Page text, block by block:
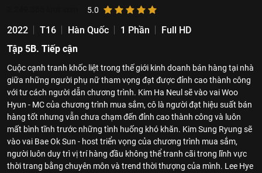
5.0
2022 T16 Hàn Quốc 1 Phần
Full HD
Tập 5B. Tiếp cận
Cuộc cạnh tranh khốc liệt trong thế giới kinh doanh bán hàng tại nhà
giữa những người phụ nữ tham vọng đạt được đỉnh cao thành công
với tư cách người dẫn chương trình. Kim Ha Neul sẽ vào vai Woo
Hyun - MC của chương trình mua sắm, cô là người đạt hiệu suất bán
hàng tốt nhưng vẫn chưa chạm đến đỉnh cao thành công và luôn
mất bình tĩnh trước những tình huống khó khăn. Kim Sung Ryung sẽ
vào vai Bae Ok Sun - host triển vọng của chương trình mua sắm,
người luôn duy trì vị trí hàng đầu không thể tranh cãi trong lĩnh vực
thời trang bằng chuyên môn và trend thời thượng của mình. Lee Hye